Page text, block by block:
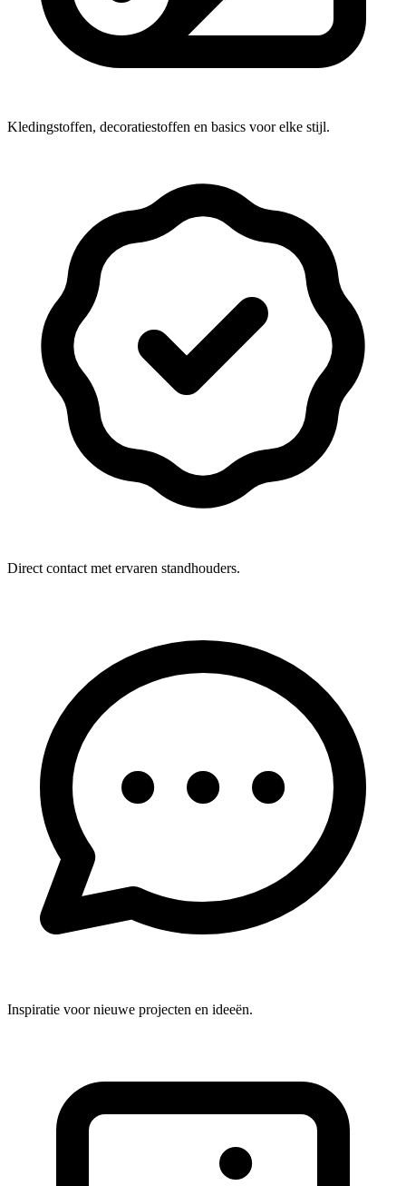
Kledingstoffen, decoratiestoffen en basics voor elke stijl.
Direct contact met ervaren standhouders.
Inspiratie voor nieuwe projecten en ideeën.